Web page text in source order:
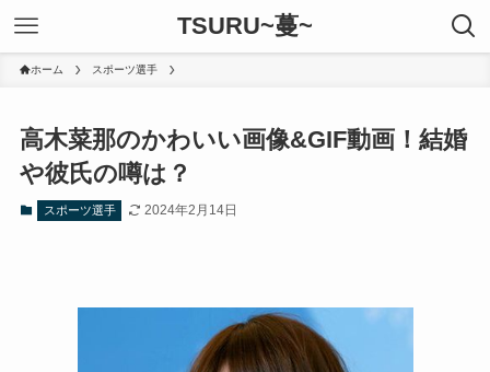
TSURU~蔓~
ホーム スポーツ選手
高木菜那のかわいい画像&GIF動画！結婚
や彼氏の噂は？
スポーツ選手 2024年2月14日